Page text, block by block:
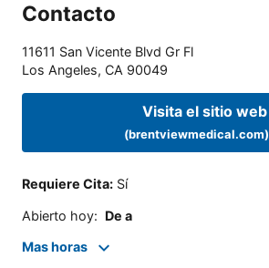
Contacto
11611 San Vicente Blvd Gr Fl
Los Angeles, CA 90049
Visita el sitio web
(brentviewmedical.com)
Requiere Cita: Sí
Abierto hoy: De a
Mas horas